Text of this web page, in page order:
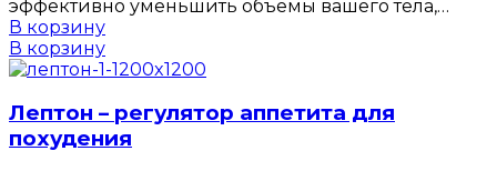
эффективно уменьшить объемы вашего тела,…
В корзину
В корзину
Лептон – регулятор аппетита для
похудения